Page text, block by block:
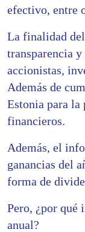
efectivo, entre
La finalidad
transparencia
accionistas,
Además de
Estonia para la
financieros.
Además, el
ganancias del
forma de
Pero, ¿por qué
anual?